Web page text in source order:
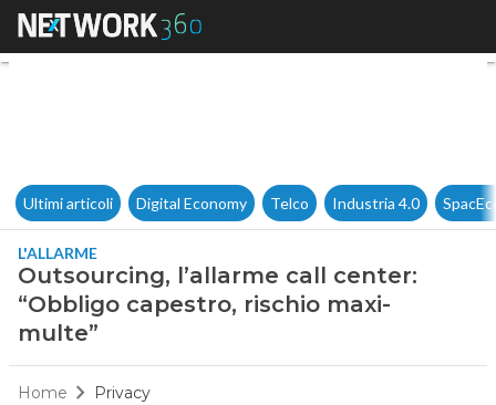
Outsourcing, l’allarme call
Ultimi articoli Digital Economy Telco Industria 4.0
L'ALLARME
Outsourcing, l’allarme call center:
“Obbligo capestro, rischio maxi-
multe”
Home Privacy